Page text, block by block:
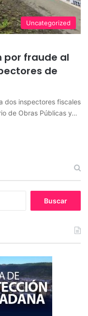
Uncategorized
por fraude al
de
dos inspectores fiscales
de Obras Públicas y…
: